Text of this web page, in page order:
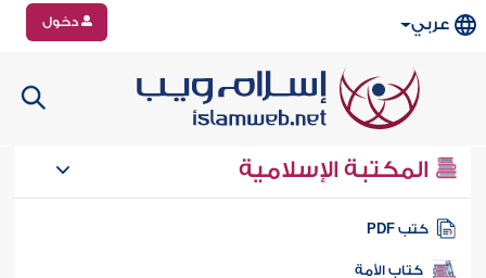
عربي دخول
المكتبة الإسلامية
كتب PDF